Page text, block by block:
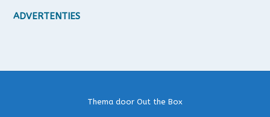
ADVERTENTIES
Thema door Out the Box